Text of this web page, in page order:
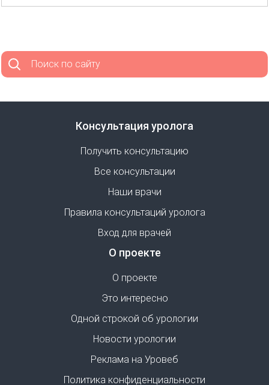
Поиск по сайту
Консультация уролога
Получить консультацию
Все консультации
Наши врачи
Правила консультаций уролога
Вход для врачей
О проекте
О проекте
Это интересно
Одной строкой об урологии
Новости урологии
Реклама на Уровеб
Политика конфиденциальности